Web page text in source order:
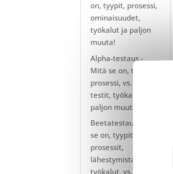
on, tyypit, prosessi,
ominaisuudet,
työkalut ja paljon
muuta!
Alpha-testaus -
Mitä se on, tyypit,
prosessi, vs. beta-
testit, työkalut ja
paljon muuta!
Beetatestaus - Mitä
se on, tyypit,
prosessit,
lähestymistavat,
työkalut, vs.